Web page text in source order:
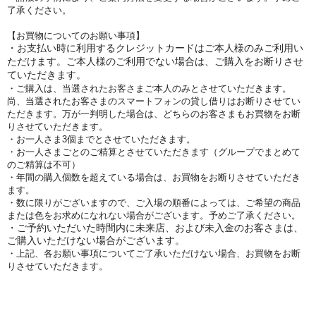
了承ください。
【お買物についてのお願い事項】
・お支払い時に利用するクレジットカードはご本人様のみご利用い
ただけます。ご本人様のご利用でない場合は、ご購入をお断りさせ
ていただきます。
・ご購入は、当選されたお客さまご本人のみとさせていただきます。
尚、当選されたお客さまのスマートフォンの貸し借りはお断りさせてい
ただきます。万が一判明した場合は、どちらのお客さまもお買物をお断
りさせていただきます。
・お一人さま3個までとさせていただきます。
・お一人さまごとのご精算とさせていただきます（グループでまとめて
のご精算は不可）
・年間の購入個数を超えている場合は、お買物をお断りさせていただき
ます。
・数に限りがございますので、ご入場の順番によっては、ご希望の商品
または色をお求めになれない場合がございます。予めご了承ください。
・ご予約いただいた時間内に未来店、および未入金のお客さまは、
ご購入いただけない場合がございます。
・上記、各お願い事項についてご了承いただけない場合、お買物をお断
りさせていただきます。